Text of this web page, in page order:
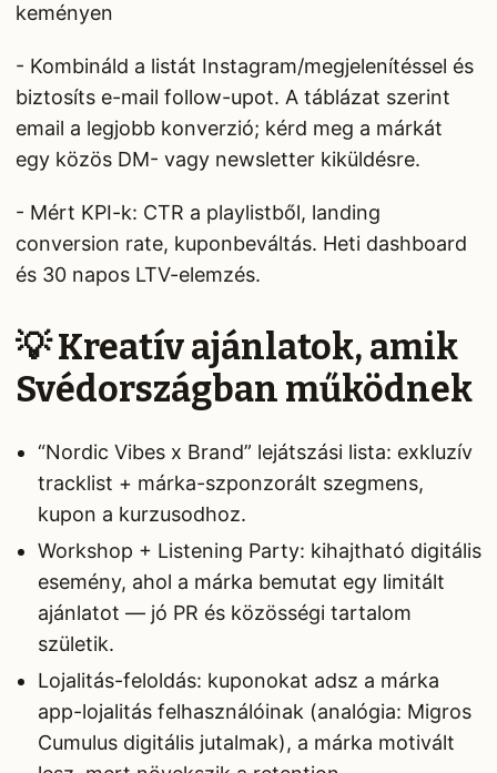
keményen
- Kombináld a listát Instagram/megjelenítéssel és
biztosíts e-mail follow-upot. A táblázat szerint
email a legjobb konverzió; kérd meg a márkát
egy közös DM- vagy newsletter kiküldésre.
- Mért KPI-k: CTR a playlistből, landing
conversion rate, kuponbeváltás. Heti dashboard
és 30 napos LTV-elemzés.
💡 Kreatív ajánlatok, amik
Svédországban működnek
“Nordic Vibes x Brand” lejátszási lista: exkluzív
tracklist + márka-szponzorált szegmens,
kupon a kurzusodhoz.
Workshop + Listening Party: kihajtható digitális
esemény, ahol a márka bemutat egy limitált
ajánlatot — jó PR és közösségi tartalom
születik.
Lojalitás-feloldás: kuponokat adsz a márka
app-lojalitás felhasználóinak (analógia: Migros
Cumulus digitális jutalmak), a márka motivált